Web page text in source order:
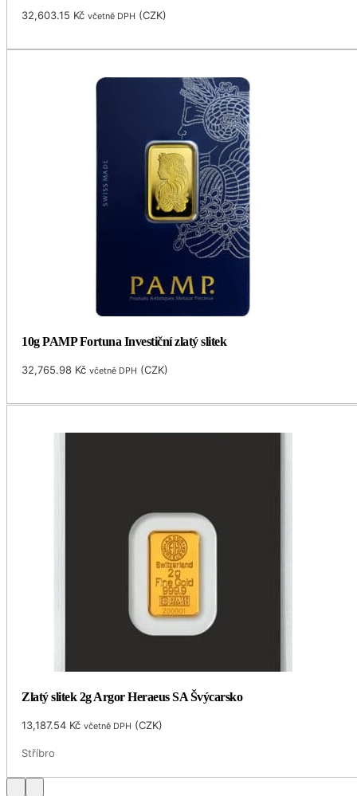
32,603.15 Kč včetně DPH (CZK)
10g PAMP Fortuna Investiční zlatý slitek
32,765.98 Kč včetně DPH (CZK)
Zlatý slitek 2g Argor Heraeus SA Švýcarsko
13,187.54 Kč včetně DPH (CZK)
Stříbro